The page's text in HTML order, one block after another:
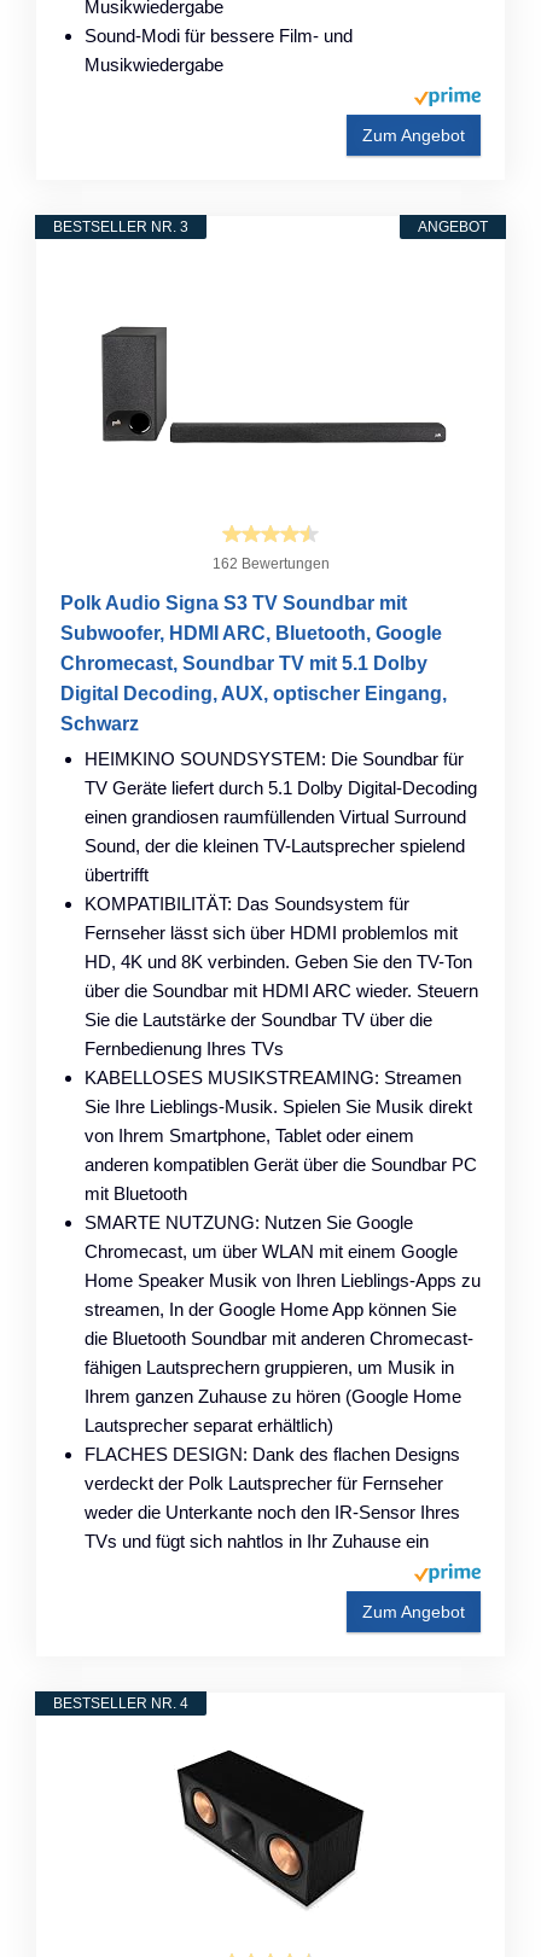
Musikwiedergabe
Sound-Modi für bessere Film- und
Musikwiedergabe
Zum Angebot
ANGEBOT
BESTSELLER NR. 3
162 Bewertungen
Polk Audio Signa S3 TV Soundbar mit
Subwoofer, HDMI ARC, Bluetooth, Google
Chromecast, Soundbar TV mit 5.1 Dolby
Digital Decoding, AUX, optischer Eingang,
Schwarz
HEIMKINO SOUNDSYSTEM: Die Soundbar für
TV Geräte liefert durch 5.1 Dolby Digital-Decoding
einen grandiosen raumfüllenden Virtual Surround
Sound, der die kleinen TV-Lautsprecher spielend
übertrifft
KOMPATIBILITÄT: Das Soundsystem für
Fernseher lässt sich über HDMI problemlos mit
HD, 4K und 8K verbinden. Geben Sie den TV-Ton
über die Soundbar mit HDMI ARC wieder. Steuern
Sie die Lautstärke der Soundbar TV über die
Fernbedienung Ihres TVs
KABELLOSES MUSIKSTREAMING: Streamen
Sie Ihre Lieblings-Musik. Spielen Sie Musik direkt
von Ihrem Smartphone, Tablet oder einem
anderen kompatiblen Gerät über die Soundbar PC
mit Bluetooth
SMARTE NUTZUNG: Nutzen Sie Google
Chromecast, um über WLAN mit einem Google
Home Speaker Musik von Ihren Lieblings-Apps zu
streamen, In der Google Home App können Sie
die Bluetooth Soundbar mit anderen Chromecast-
fähigen Lautsprechern gruppieren, um Musik in
Ihrem ganzen Zuhause zu hören (Google Home
Lautsprecher separat erhältlich)
FLACHES DESIGN: Dank des flachen Designs
verdeckt der Polk Lautsprecher für Fernseher
weder die Unterkante noch den IR-Sensor Ihres
TVs und fügt sich nahtlos in Ihr Zuhause ein
Zum Angebot
BESTSELLER NR. 4